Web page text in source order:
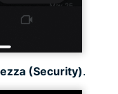
(Security).